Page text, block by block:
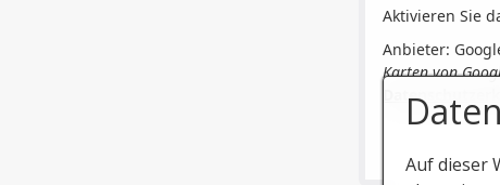
Aktivieren Sie
Anbieter:
Karten von
Auf dieser